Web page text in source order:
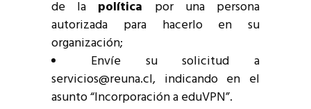
de la política por una persona
autorizada para hacerlo en su
organización;
Envíe su solicitud a
servicios@reuna.cl, indicando en el
asunto “Incorporación a eduVPN”.